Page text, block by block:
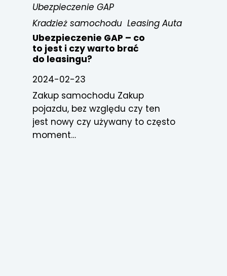
Ubezpieczenie GAP
Kradzież samochodu Leasing Auta
Ubezpieczenie GAP – co
to jest i czy warto brać
do leasingu?
2024-02-23
Zakup samochodu Zakup
pojazdu, bez względu czy ten
jest nowy czy używany to często
moment…